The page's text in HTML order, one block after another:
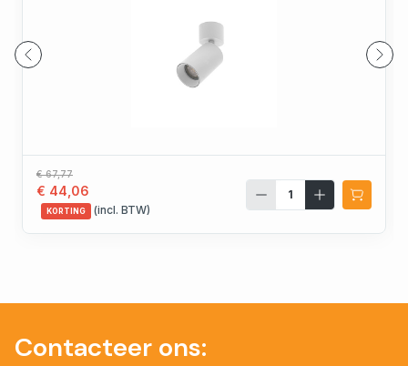
€ 67,77
€ 44,06
KORTING (incl. BTW)
Contacteer ons: